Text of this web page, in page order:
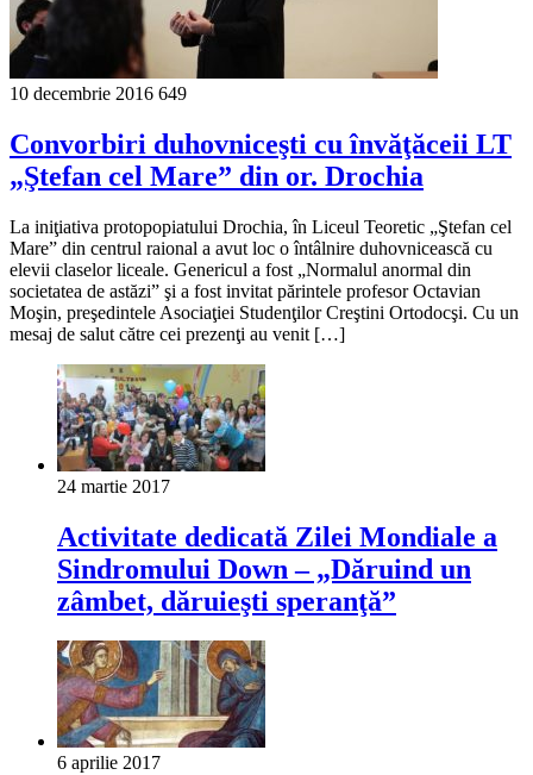
10 decembrie 2016 649
Convorbiri duhovniceşti cu învăţăceii LT
„Ştefan cel Mare” din or. Drochia
La iniţiativa protopopiatului Drochia, în Liceul Teoretic „Ştefan cel
Mare” din centrul raional a avut loc o întâlnire duhovnicească cu
elevii claselor liceale. Genericul a fost „Normalul anormal din
societatea de astăzi” şi a fost invitat părintele profesor Octavian
Moşin, preşedintele Asociaţiei Studenţilor Creştini Ortodocşi. Cu un
mesaj de salut către cei prezenţi au venit […]
24 martie 2017
Activitate dedicată Zilei Mondiale a
Sindromului Down – „Dăruind un
zâmbet, dăruieşti speranţă”
6 aprilie 2017